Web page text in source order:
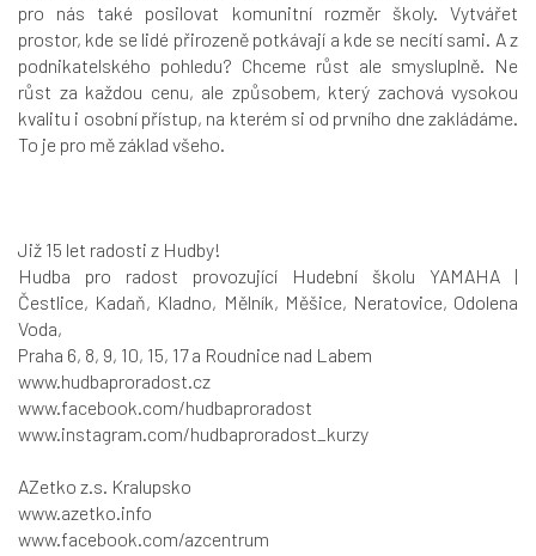
pro nás také posilovat komunitní rozměr školy. Vytvářet
prostor, kde se lidé přirozeně potkávají a kde se necítí sami. A z
podnikatelského pohledu? Chceme růst ale smysluplně. Ne
růst za každou cenu, ale způsobem, který zachová vysokou
kvalitu i osobní přístup, na kterém si od prvního dne zakládáme.
To je pro mě základ všeho.
Již 15 let radosti z Hudby!
Hudba pro radost provozující Hudební školu YAMAHA |
Čestlice, Kadaň, Kladno, Mělník, Měšice, Neratovice, Odolena
Voda,
Praha 6, 8, 9, 10, 15, 17 a Roudnice nad Labem
www.hudbaproradost.cz
www.facebook.com/hudbaproradost
www.instagram.com/hudbaproradost_kurzy
AZetko z.s. Kralupsko
www.azetko.info
www.facebook.com/azcentrum